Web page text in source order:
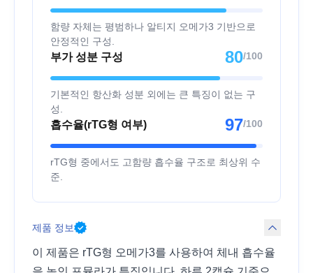
함량 자체는 평범하나 알티지 오메가3 기반으로
안정적인 구성.
부가 성분 구성 80/100
기본적인 항산화 성분 외에는 큰 특징이 없는 구
성.
흡수율(rTG형 여부) 97/100
rTG형 중에서도 고함량 흡수율 구조로 최상위 수
준.
제품 정보
이 제품은 rTG형 오메가3를 사용하여 체내 흡수율